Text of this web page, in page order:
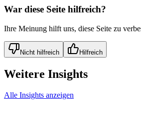
War diese Seite hilfreich?
Ihre Meinung hilft uns, diese Seite zu
Nicht hilfreich Hilfreich
Weitere Insights
Alle Insights anzeigen